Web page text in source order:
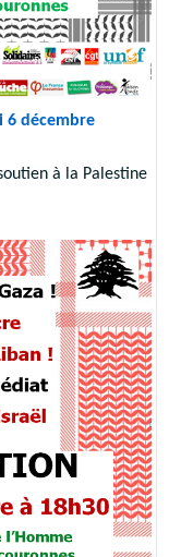
6 décembre
à la Palestine